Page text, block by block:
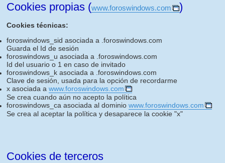
Cookies propias (www.foroswindows.com )
Cookies técnicas:
foroswindows_sid asociada a .foroswindows.com
Guarda el Id de sesión
foroswindows_u asociada a .foroswindows.com
Id del usuario o 1 en caso de invitado
foroswindows_k asociada a .foroswindows.com
Clave de sesión, usada para la opción de recordarme
x asociada a www.foroswindows.com
Se crea cuando aún no acepto la política
foroswindows_ca asociada al dominio www.foroswindows.com
Se crea al aceptar la política y desaparece la cookie "x"
Cookies de terceros